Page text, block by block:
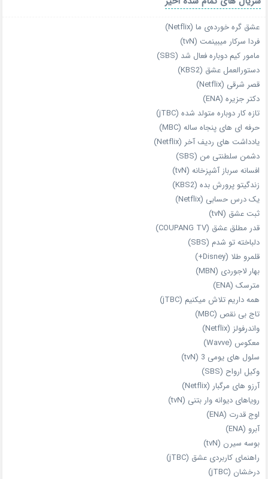
عشق گره خورده‌ی ما (Netflix)
فردا سرکار میبینمت (tvN)
مامور کیم دوباره فعال شد (SBS)
دستورالعمل عشق (KBS2)
قصر شرقی (Netflix)
دکتر جزیره (ENA)
تازه‌ کار دوباره‌ متولد شده (jTBC)
حرفه‌ ای‌ های پنجاه‌ ساله (MBC)
یادداشت‌ های ردیف آخر (Netflix)
دشمن سلطنتی من (SBS)
افسانه سرباز آشپزخانه (tvN)
زندگیتو پرورش بده (KBS2)
یک درس حسابی (Netflix)
ثبت عشق (tvN)
قدر مطلق عشق (COUPANG TV)
دلباخته تو شدم (SBS)
قلمرو طلا (Disney+)
بهار لاجوردی (MBN)
مترسک (ENA)
همه داریم تلاش میکنیم (jTBC)
تاج بی‌ نقص (MBC)
واندرفولز (Netflix)
معکوس (Wavve)
سلول های یومی 3 (tvN)
وکیل ارواح (SBS)
آرزو های مرگبار (Netflix)
رویاهای دیوانه‌ وار بتنی (tvN)
اوج قدرت (ENA)
آبرو (ENA)
بوسه سیرن (tvN)
راهنمای کاربردی عشق (jTBC)
درخشان (jTBC)